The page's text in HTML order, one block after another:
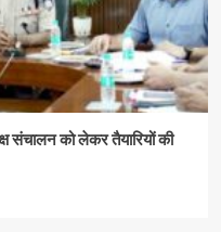
संचालन को लेकर तैयारियों की